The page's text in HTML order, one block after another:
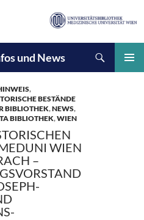
und News
,
BESTÄNDE
BIBLIOTHEK,NEWS,
BIBLIOTHEK,WIEN
WIEN
–